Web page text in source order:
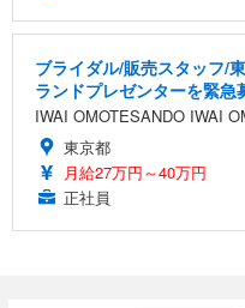
ブライダル/販売スタッフ/
ランドプレゼンターを緊急
IWAI OMOTESANDO IWAI
東京都
月給27万円～40万円
正社員